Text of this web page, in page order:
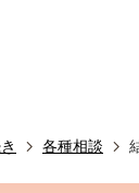
各種相談